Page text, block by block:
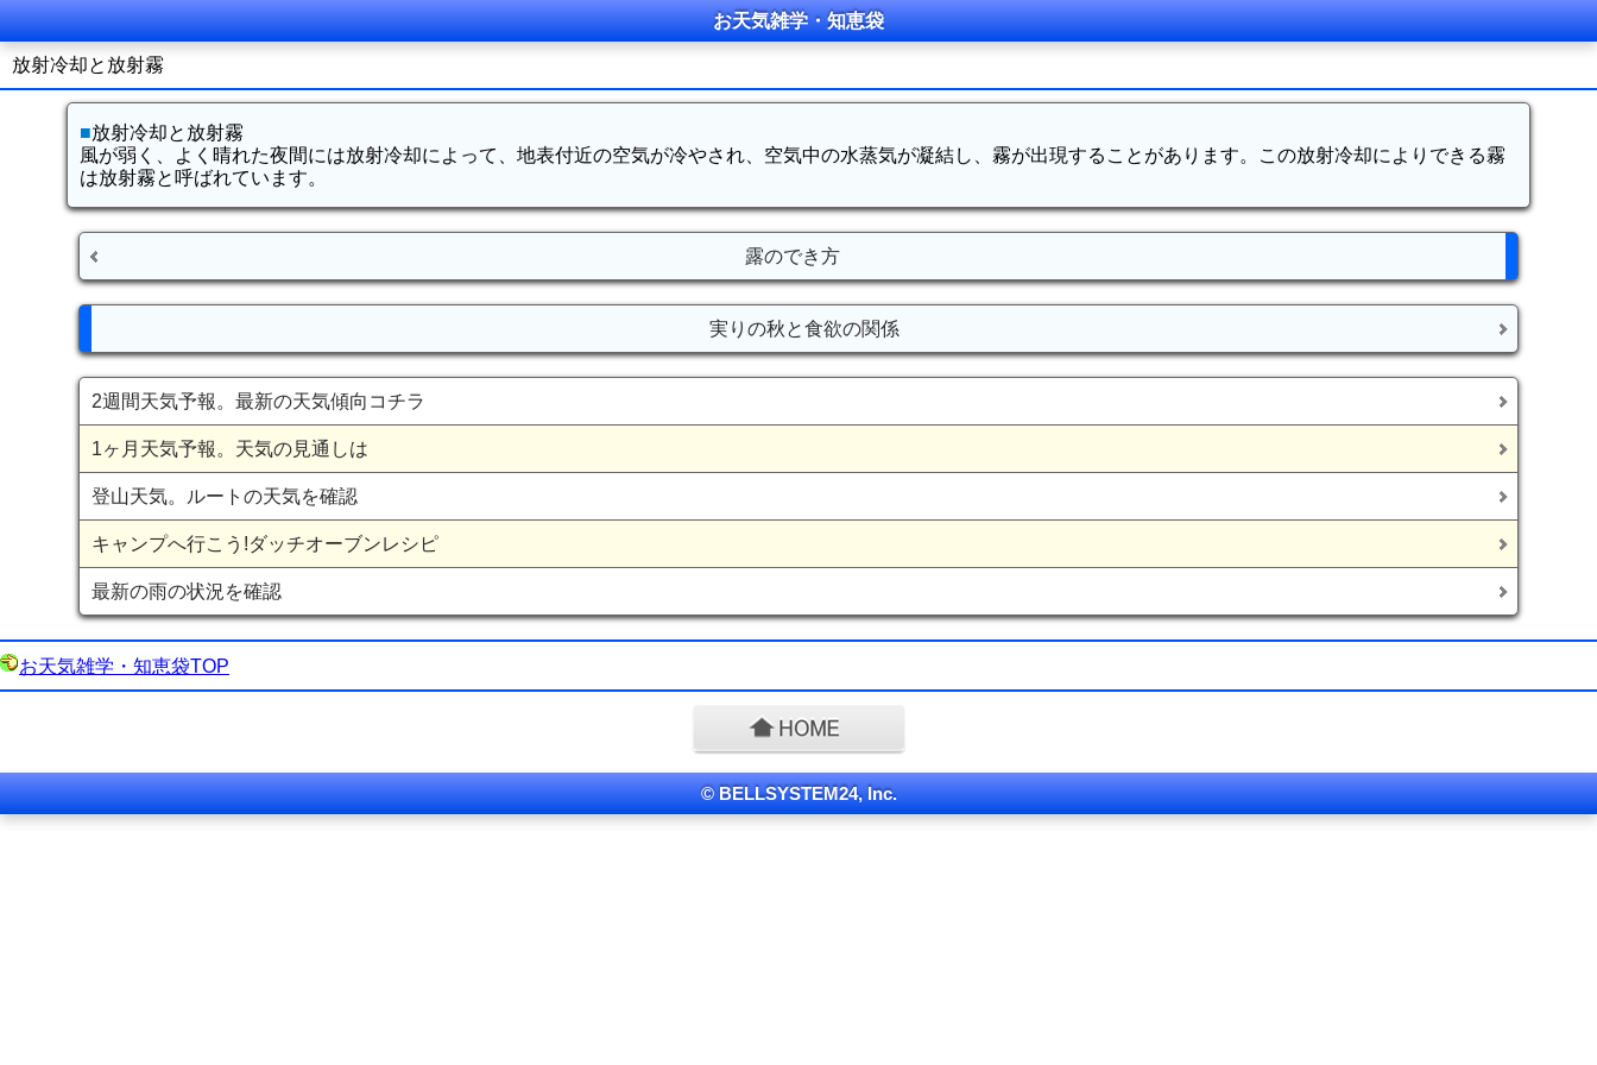
お天気雑学・知恵袋
放射冷却と放射霧
■放射冷却と放射霧
風が弱く、よく晴れた夜間には放射冷却によって、地表付近の空気が冷やされ、空気中の水蒸気が凝結し、霧が出現することがあります。この放射冷却によりできる霧
は放射霧と呼ばれています。
露のでき方
実りの秋と食欲の関係
2週間天気予報。最新の天気傾向コチラ
1ヶ月天気予報。天気の見通しは
登山天気。ルートの天気を確認
キャンプへ行こう!ダッチオーブンレシピ
最新の雨の状況を確認
お天気雑学・知恵袋TOP
© BELLSYSTEM24, Inc.